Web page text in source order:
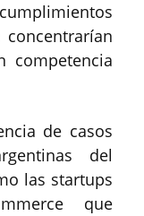
competencia
de casos
del
las startups
que